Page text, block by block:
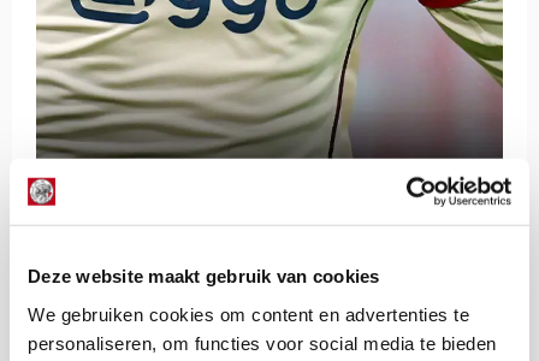
Deze website maakt gebruik van cookies
We gebruiken cookies om content en advertenties te
personaliseren, om functies voor social media te bieden
De Redactie
Bekijk alle berichten van De Redactie